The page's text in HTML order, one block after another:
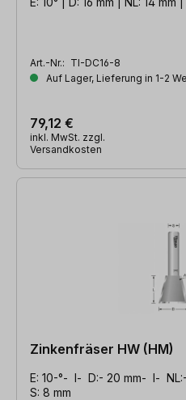
Art.-Nr.: TI-DC16-8
Auf Lager, Lieferung in 1-2
79,12 €
inkl. MwSt. zzgl.
Versandkosten
Zinkenfräser HW (HM)
E: 10-°- l- D:- 20 mm- l-
S: 8 mm